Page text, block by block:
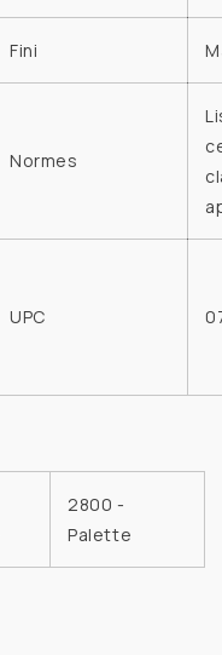
Fini
Normes
UPC
2800 -
Palette